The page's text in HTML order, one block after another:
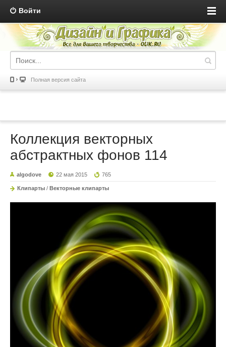
Войти
Полная версия сайта
Коллекция векторных
абстрактных фонов 114
algodove 22 мая 2015 765
Клипарты / Векторные клипарты